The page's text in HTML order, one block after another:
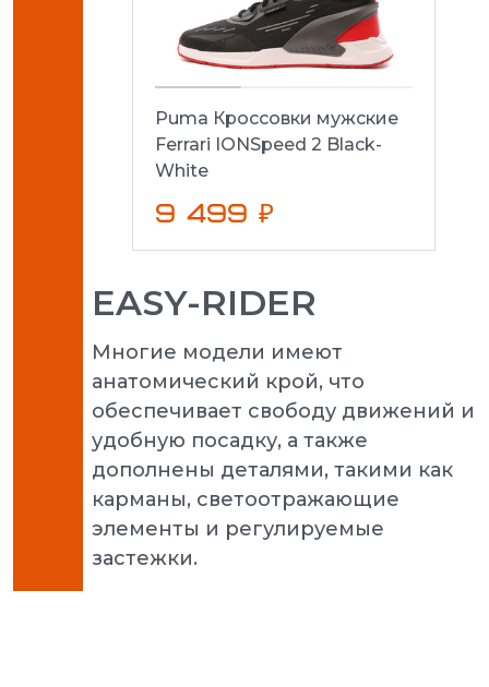
Puma Кроссовки мужские
Ferrari IONSpeed 2 Black-
White
9 499 ₽
EASY-RIDER
Многие модели имеют
анатомический крой, что
обеспечивает свободу движений и
удобную посадку, а также
дополнены деталями, такими как
карманы, светоотражающие
элементы и регулируемые
застежки.